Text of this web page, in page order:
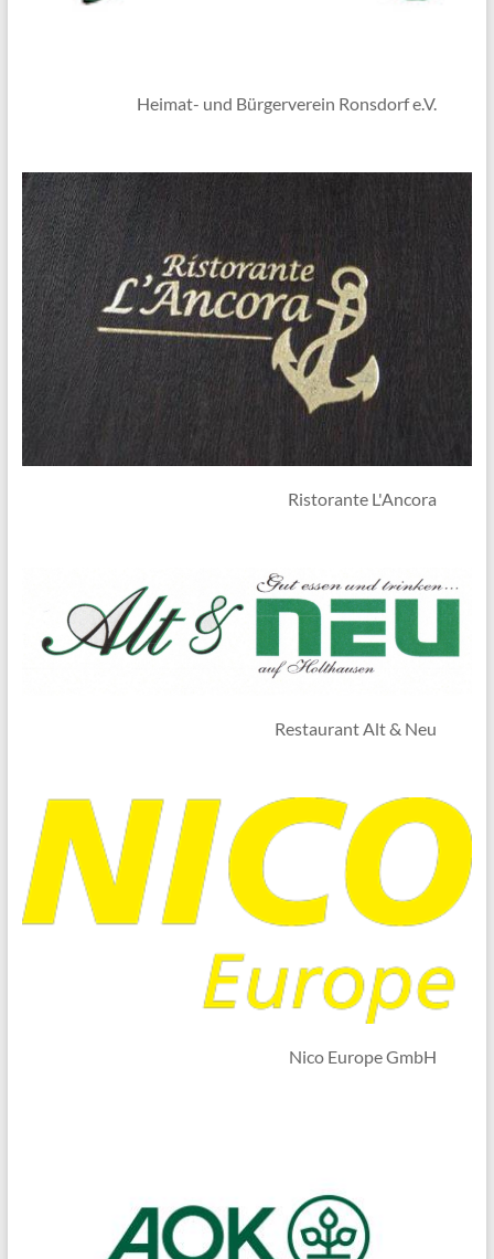
Heimat- und Bürgerverein Ronsdorf e.V.
Ristorante L'Ancora
Restaurant Alt & Neu
Nico Europe GmbH